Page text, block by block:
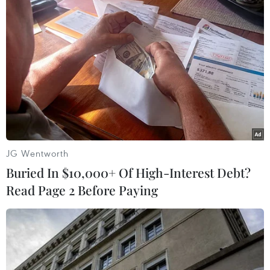
JPMorgan Chase không chạy đua vào vị trí này.
Các nguồn tin nội bộ trong đội ngũ của ông
Trump cũng mang lại các thông tin trái chiều.
Bản thân ông Dimon đã nhiều lần trả lời trước
báo giới rằng ông không có tham vọng chính
trị./.
(TTXVN/Vietnam+)
JG Wentworth
Buried In $10,000+ Of High-Interest Debt?
Read Page 2 Before Paying